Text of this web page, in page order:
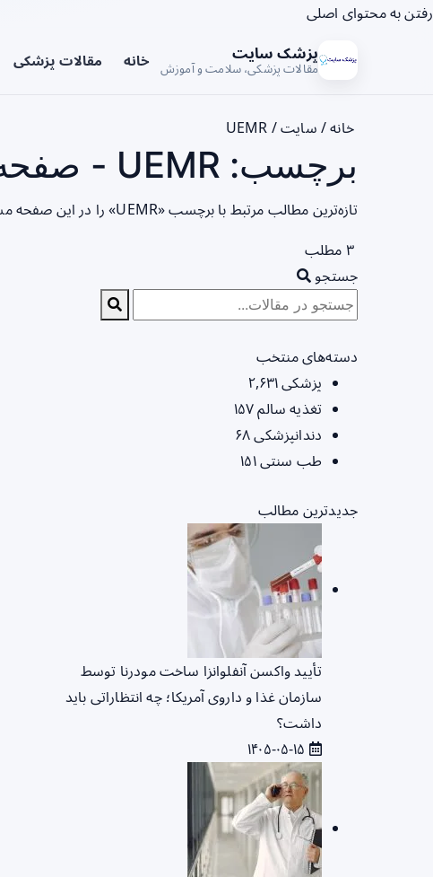
رفتن به محتوای اصلی
پزشک سایت
مقالات پزشکی، سلامت و آموزش خانه مقالات پزشکی
خانه/ سایت/
UEMR
برچسب: UEMR - صفحه 1
تازه‌ترین مطالب مرتبط با برچسب «UEMR» را در این صفحه مشاهده می‌کنید.
۳ مطلب
جستجو
دسته‌های منتخب
پزشکی۲,۶۳۱
تغذیه سالم۱۵۷
دندانپزشکی۶۸
طب سنتی۱۵۱
جدیدترین مطالب
تأیید واکسن آنفلوانزا ساخت مودرنا توسط
سازمان غذا و داروی آمریکا؛ چه انتظاراتی باید
داشت؟